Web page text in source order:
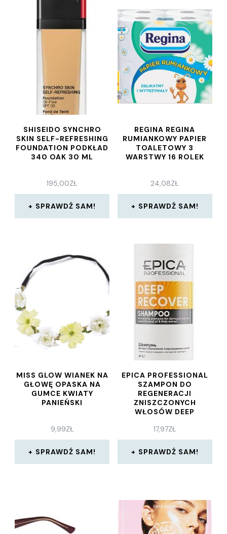
SHISEIDO SYNCHRO
SKIN SELF-REFRESHING
FOUNDATION PODKŁAD
340 OAK 30 ML
195,00ZŁ
SPRAWDŹ SAM!
REGINA REGINA
RUMIANKOWY PAPIER
TOALETOWY 3
WARSTWY 16 ROLEK
24,08ZŁ
SPRAWDŹ SAM!
MISS GLOW WIANEK NA
GŁOWĘ OPASKA NA
GUMCE KWIATY
PANIEŃSKI
9,99ZŁ
SPRAWDŹ SAM!
EPICA PROFESSIONAL
SZAMPON DO
REGENERACJI
ZNISZCZONYCH
WŁOSÓW DEEP
300 ML
17,97ZŁ
SPRAWDŹ SAM!